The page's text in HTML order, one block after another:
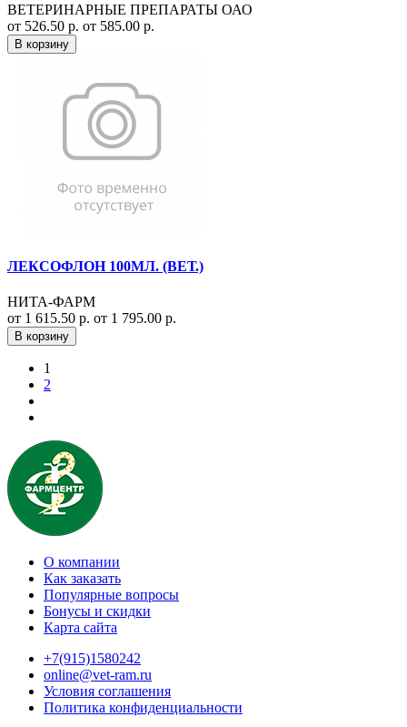
ВЕТЕРИНАРНЫЕ ПРЕПАРАТЫ ОАО
от 526.50 р. от 585.00 р.
В корзину
ЛЕКСОФЛОН 100МЛ. (ВЕТ.)
НИТА-ФАРМ
от 1 615.50 р. от 1 795.00 р.
В корзину
1
2
О компании
Как заказать
Популярные вопросы
Бонусы и скидки
Карта сайта
+7(915)1580242
online@vet-ram.ru
Условия соглашения
Политика конфиденциальности